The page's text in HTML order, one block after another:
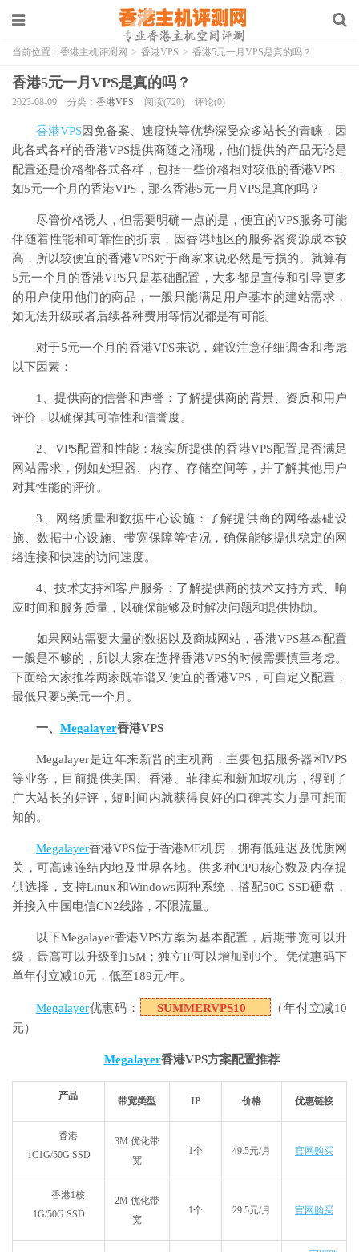
当前位置： 香港主机评测网 > 香港VPS > 香港5元一月VPS是真的吗？
香港5元一月VPS是真的吗？
2023-08-09 分类： 香港VPS 阅读(720) 评论(0)
香港VPS因免备案、速度快等优势深受众多站长的青睐，因
此各式各样的香港VPS提供商随之涌现，他们提供的产品无论是
配置还是价格都各式各样，包括一些价格相对较低的香港VPS，
如5元一个月的香港VPS，那么香港5元一月VPS是真的吗？
尽管价格诱人，但需要明确一点的是，便宜的VPS服务可能
伴随着性能和可靠性的折衷，因香港地区的服务器资源成本较
高，所以较便宜的香港VPS对于商家来说必然是亏损的。就算有
5元一个月的香港VPS只是基础配置，大多都是宣传和引导更多
的用户使用他们的商品，一般只能满足用户基本的建站需求，
如无法升级或者后续各种费用等情况都是有可能。
对于5元一个月的香港VPS来说，建议注意仔细调查和考虑
以下因素：
1、提供商的信誉和声誉：了解提供商的背景、资质和用户
评价，以确保其可靠性和信誉度。
2、VPS配置和性能：核实所提供的香港VPS配置是否满足
网站需求，例如处理器、内存、存储空间等，并了解其他用户
对其性能的评价。
3、网络质量和数据中心设施：了解提供商的网络基础设
施、数据中心设施、带宽保障等情况，确保能够提供稳定的网
络连接和快速的访问速度。
4、技术支持和客户服务：了解提供商的技术支持方式、响
应时间和服务质量，以确保能够及时解决问题和提供协助。
如果网站需要大量的数据以及商城网站，香港VPS基本配置
一般是不够的，所以大家在选择香港VPS的时候需要慎重考虑。
下面给大家推荐两家既靠谱又便宜的香港VPS，可自定义配置，
最低只要5美元一个月。
一、 Megalayer香港VPS
Megalayer是近年来新晋的主机商，主要包括服务器和VPS
等业务，目前提供美国、香港、菲律宾和新加坡机房，得到了
广大站长的好评，短时间内就获得良好的口碑其实力是可想而
知的。
Megalayer香港VPS位于香港ME机房，拥有低延迟及优质网
关，可高速连结内地及世界各地。供多种CPU核心数及内存提
供选择，支持Linux和Windows两种系统，搭配50G SSD硬盘，
并接入中国电信CN2线路，不限流量。
以下Megalayer香港VPS方案为基本配置，后期带宽可以升
级，最高可以升级到15M；独立IP可以增加到9个。凭优惠码下
单年付立减10元，低至189元/年。
Megalayer优惠码： SUMMERVPS10
（年付立减10
元）
Megalayer香港VPS方案配置推荐
产品 带宽类型 IP 价格 优惠链接
香港
1C1G/50G SSD
3M 优化带
宽
1个 49.5元/月 官网购买
香港1核
1G/50G SSD
2M 优化带
宽
1个 29.5元/月 官网购买